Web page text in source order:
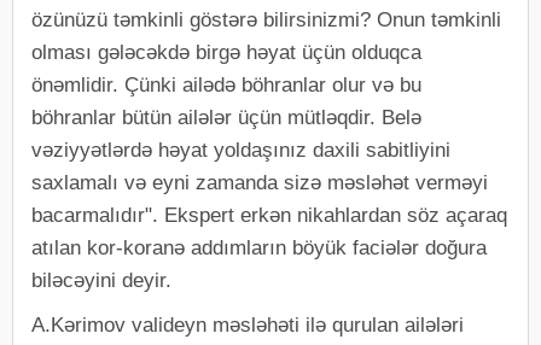
özünüzü təmkinli göstərə bilirsinizmi? Onun təmkinli
olması gələcəkdə birgə həyat üçün olduqca
önəmlidir. Çünki ailədə böhranlar olur və bu
böhranlar bütün ailələr üçün mütləqdir. Belə
vəziyyətlərdə həyat yoldaşınız daxili sabitliyini
saxlamalı və eyni zamanda sizə məsləhət verməyi
bacarmalıdır". Ekspert erkən nikahlardan söz açaraq
atılan kor-koranə addımların böyük faciələr doğura
biləcəyini deyir.
A.Kərimov valideyn məsləhəti ilə qurulan ailələri